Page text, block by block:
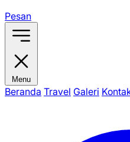
Pesan
Menu
Beranda Travel Galeri